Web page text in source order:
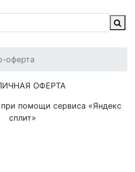
оферта
ОФЕРТА
при помощи сервиса «Яндекс
сплит»